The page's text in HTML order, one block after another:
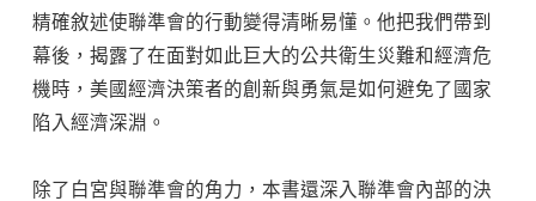
精確敘述使聯準會的行動變得清晰易懂。他把我們帶到
幕後，揭露了在面對如此巨大的公共衛生災難和經濟危
機時，美國經濟決策者的創新與勇氣是如何避免了國家
陷入經濟深淵。
除了白宮與聯準會的角力，本書還深入聯準會內部的決